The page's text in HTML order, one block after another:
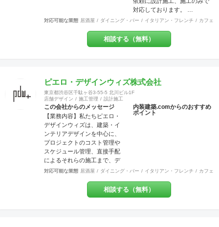
ばしい瞬間です。 弊社はリフ
ォーム・リノベーションや注
文住宅など幅広く工事を担当
させていただいております。
おり、色々な所にバラバラに
工事内容の注文をしていただ
かなくとも、弊社にて一式執
り行う事をメリットとし、活
動致しております。 尚、店
舗・住宅のセキュリティー面
にも配慮しており、防犯カメ
ラなどの部分にも力を入れて
おります。 他の施工店ではで
きない方法で、アレルギー・
シックハウス症候群・化学物
質過敏症の方や健康な方にも
良いとされる、化学物質は一
切使わない施工方法で無添加
対応しております。 …
対応可能な業態 居酒屋 ダイニング・バー イタリアン・フレンチ カフェ
相談する（無料）
ピエロ・デザインウィズ株式会社
東京都渋谷区千駄ヶ谷3-55-5 北川ビル1F
店舗デザイン
施工管理 設計施工
この会社からのメッセージ
【業務内容】私たちピエロ・
デザインウィズは、建築・イ
ンテリアデザインを中心に、
プロジェクトのコスト管理や
スケジュール管理、直接手配
によるそれらの施工まで、デ
ザインという業務領域を超え
頂いております。飲食店、ア
パレルショップを中心に、ホ
内装建築.comからのおすすめ
ポイント
対応可能な業態 居酒屋 ダイニング・バー イタリアン・フレンチ カフェ
相談する（無料）